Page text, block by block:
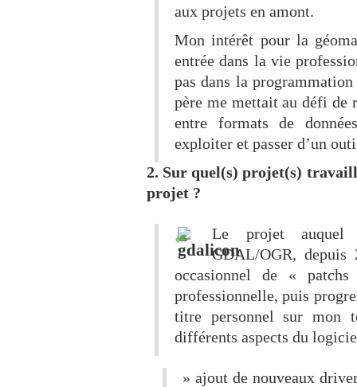
aux projets en amont.
Mon intérêt pour la
entrée dans la vie
pas dans la
père me mettait au défi de
entre formats de
exploiter et passer d’un
2. Sur quel(s) projet(s)
projet ?
Le projet auquel
GDAL/OGR, depuis
occasionnel de «
professionnelle, puis
titre personnel sur mon
différents aspects du
ajout de nouveaux